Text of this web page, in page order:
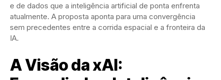
e de dados que a inteligência artificial de ponta enfrenta
atualmente. A proposta aponta para uma convergência
sem precedentes entre a corrida espacial e a fronteira da
IA.
A Visão da xAI: